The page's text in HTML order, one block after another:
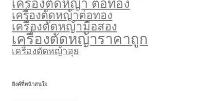
เครื่องตัดหญ้าต่อทอง
เครื่องตัดหญ้ามือสอง
เครื่องตัดหญ้าราคาถูก
เครื่องตัดหญ้าฮุย
ลิงค์ที่หน้าสนใจ